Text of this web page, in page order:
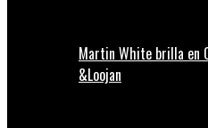
Martin White brilla en
&Loojan